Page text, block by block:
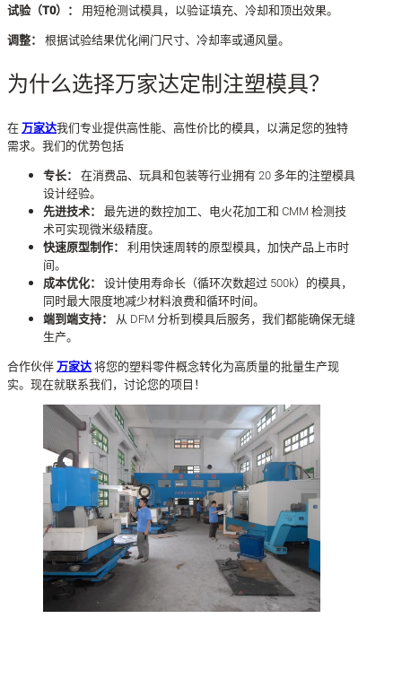
试验（T0）：
用短枪测试模具，以验证填充、冷却和顶出效果。
调整： 根据试验结果优化闸门尺寸、冷却率或通风量。
为什么选择万家达定制注塑模具？
在万家达我们专业提供高性能、高性价比的模具，以满足您的独特
需求。我们的优势包括
专长： 在消费品、玩具和包装等行业拥有 20 多年的注塑模具
设计经验。
先进技术： 最先进的数控加工、电火花加工和 CMM 检测技
术可实现微米级精度。
快速原型制作： 利用快速周转的原型模具，加快产品上市时
间。
成本优化： 设计使用寿命长（循环次数超过 500k）的模具，
同时最大限度地减少材料浪费和循环时间。
端到端支持： 从 DFM 分析到模具后服务，我们都能确保无缝
生产。
合作伙伴万家达将您的塑料零件概念转化为高质量的批量生产现
实。现在就联系我们，讨论您的项目！